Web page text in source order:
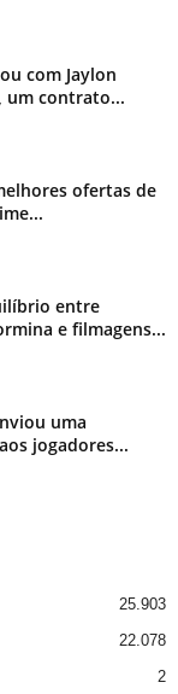
com Jaylon
um contrato...
ofertas de
entre
e filmagens...
uma
jogadores...
25.903
22.078
2